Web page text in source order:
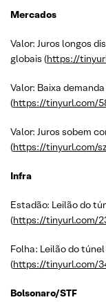
Mercados
Valor: Juros longos
globais (https://
Valor: Baixa
(https://tinyurl.com/
Valor: Juros sobem
(https://tinyurl.com/
Infra
Estadão: Leilão do
(https://tinyurl.com/
Folha: Leilão do
(https://tinyurl.com/
Bolsonaro/STF